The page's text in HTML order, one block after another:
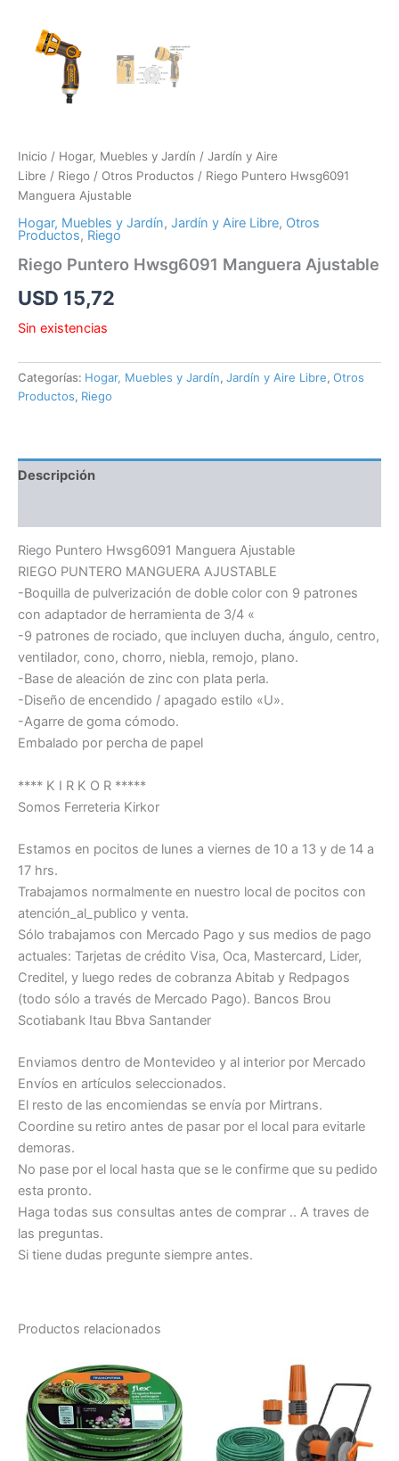
Inicio / Hogar, Muebles y Jardín / Jardín y Aire
Libre / Riego / Otros Productos / Riego Puntero Hwsg6091
Manguera Ajustable
Hogar, Muebles y Jardín, Jardín y Aire Libre, Otros
Productos, Riego
Riego Puntero Hwsg6091 Manguera Ajustable
USD 15,72
Sin existencias
Categorías: Hogar, Muebles y Jardín, Jardín y Aire Libre, Otros
Productos, Riego
Descripción
Riego Puntero Hwsg6091 Manguera Ajustable
RIEGO PUNTERO MANGUERA AJUSTABLE
-Boquilla de pulverización de doble color con 9 patrones
con adaptador de herramienta de 3/4 «
-9 patrones de rociado, que incluyen ducha, ángulo, centro,
ventilador, cono, chorro, niebla, remojo, plano.
-Base de aleación de zinc con plata perla.
-Diseño de encendido / apagado estilo «U».
-Agarre de goma cómodo.
Embalado por percha de papel
**** K I R K O R *****
Somos Ferreteria Kirkor
Estamos en pocitos de lunes a viernes de 10 a 13 y de 14 a
17 hrs.
Trabajamos normalmente en nuestro local de pocitos con
atención_al_publico y venta.
Sólo trabajamos con Mercado Pago y sus medios de pago
actuales: Tarjetas de crédito Visa, Oca, Mastercard, Lider,
Creditel, y luego redes de cobranza Abitab y Redpagos
(todo sólo a través de Mercado Pago). Bancos Brou
Scotiabank Itau Bbva Santander
Enviamos dentro de Montevideo y al interior por Mercado
Envíos en artículos seleccionados.
El resto de las encomiendas se envía por Mirtrans.
Coordine su retiro antes de pasar por el local para evitarle
demoras.
No pase por el local hasta que se le confirme que su pedido
esta pronto.
Haga todas sus consultas antes de comprar .. A traves de
las preguntas.
Si tiene dudas pregunte siempre antes.
Productos relacionados